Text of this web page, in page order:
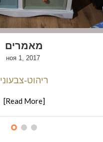
מאמרים
ноя 1, 2017
ריהוט-צבעוני
[Read More]